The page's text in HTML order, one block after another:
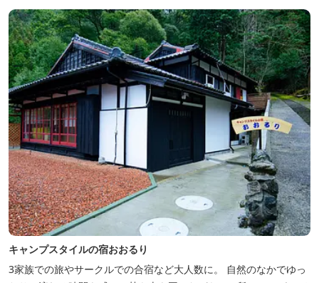
気町のローカ...
キャンプスタイルの宿おおるり
3家族での旅やサークルでの合宿など大人数に。 自然のなかでゆっ